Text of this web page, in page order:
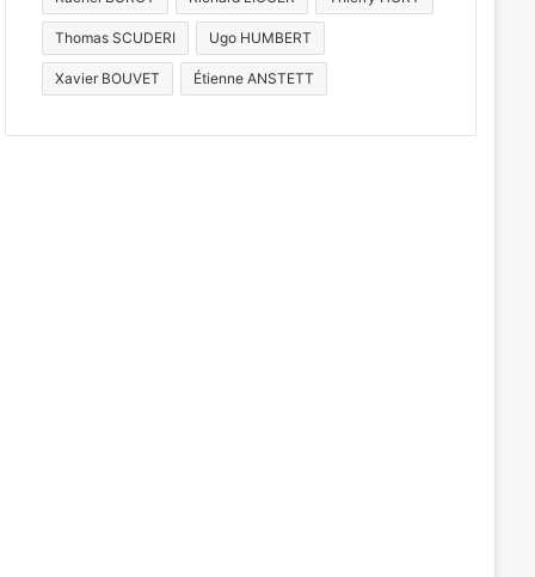
Thomas SCUDERI Ugo HUMBERT
Xavier BOUVET Étienne ANSTETT